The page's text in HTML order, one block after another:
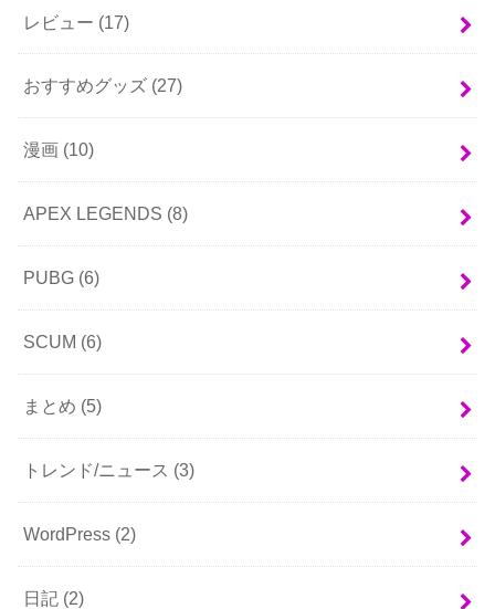
レビュー (17)
おすすめグッズ (27)
漫画 (10)
APEX LEGENDS (8)
PUBG (6)
SCUM (6)
まとめ (5)
トレンド/ニュース (3)
WordPress (2)
日記 (2)